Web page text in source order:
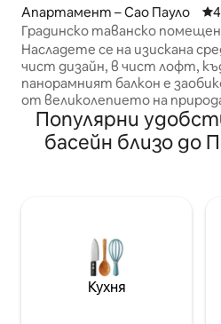
Апартамент – Сао Пауло
Градинско таванско
Bibi
Насладете се на изискана
чист дизайн, в чист лофт, където
панорамният балкон е
от великолепието на
разположена във вертикална
градина с изглед към бизнес
на град Сао Пауло. Насладете му се!
наслаждавайки се на гладка и
текстура и за да усетите
в горещите дни в Сао Пауло.
Балконът е
Популярни
басейн близо до
Кухня